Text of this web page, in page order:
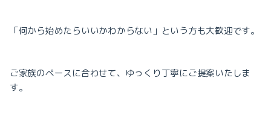
「何から始めたらいいかわからない」という方も大歓迎です。
ご家族のペースに合わせて、ゆっくり丁寧にご提案いたしま
す。